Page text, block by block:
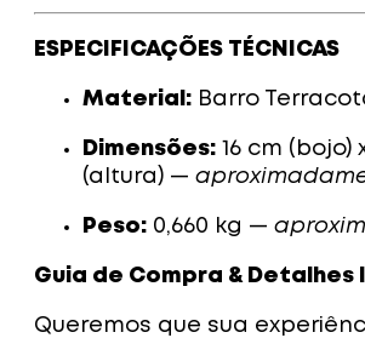
ESPECIFICAÇÕES TÉCNICAS
Material: Barro
Dimensões: 16 cm (bojo)
(altura) —
Peso: 0,660 kg —
Guia de Compra &
Queremos que sua